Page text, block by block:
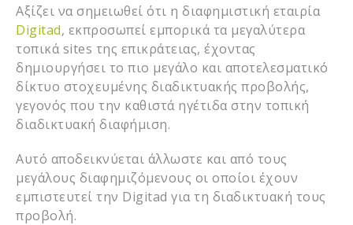
Αξίζει να σημειωθεί ότι η διαφημιστική εταιρία
Digitad, εκπροσωπεί εμπορικά τα μεγαλύτερα
τοπικά sites της επικράτειας, έχοντας
δημιουργήσει το πιο μεγάλο και αποτελεσματικό
δίκτυο στοχευμένης διαδικτυακής προβολής,
γεγονός που την καθιστά ηγέτιδα στην τοπική
διαδικτυακή διαφήμιση.
Αυτό αποδεικνύεται άλλωστε και από τους
μεγάλους διαφημιζόμενους οι οποίοι έχουν
εμπιστευτεί την Digitad για τη διαδικτυακή τους
προβολή.